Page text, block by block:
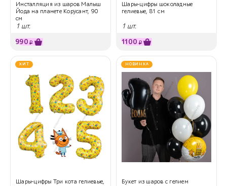
Инсталляция из шаров Малыш
Йода на планете Корусант, 90
см
1 шт.
990 ₽
Шары-цифры шоколадные
гелиевые, 81 см
1 шт.
1100 ₽
ХИТ
Шары-цифры Три кота гелиевые,
НОВИНКА
Букет из шаров с гелием